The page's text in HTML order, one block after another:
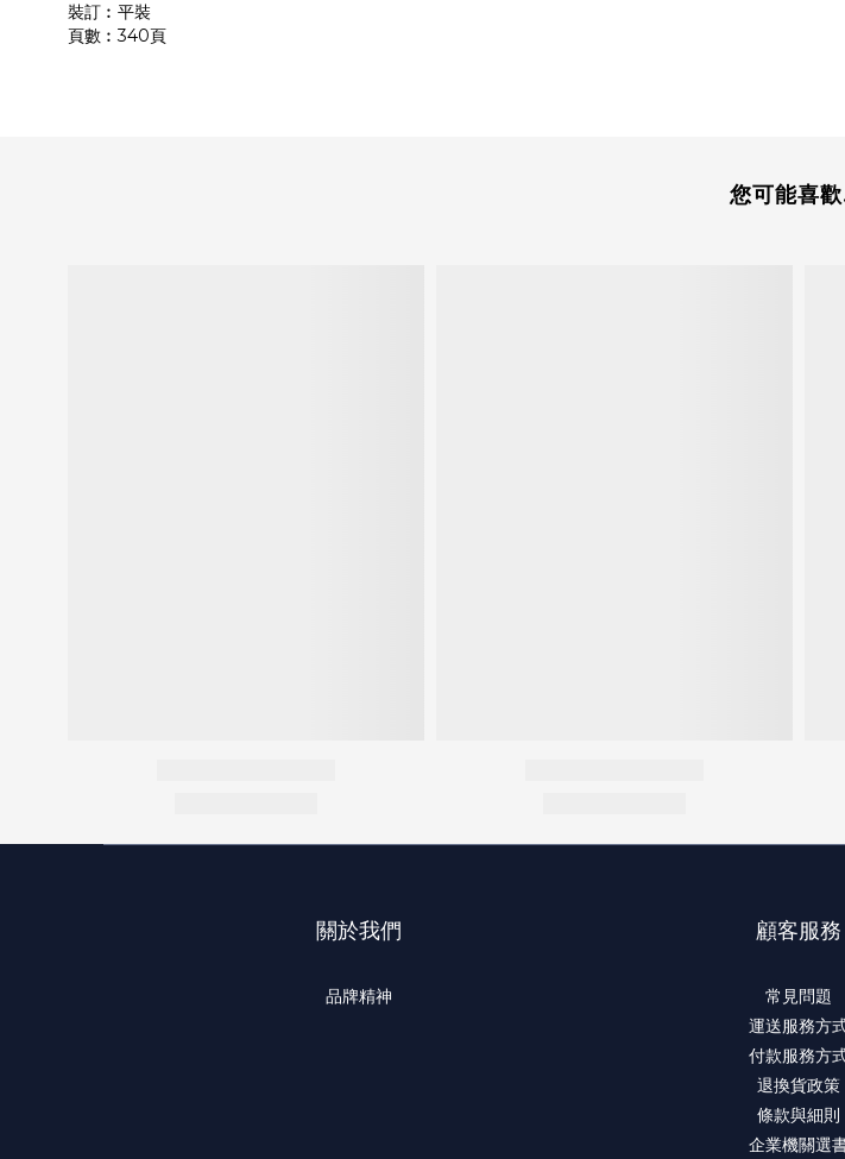
裝訂︰平裝
頁數︰340頁
您可能喜
關於我們
品牌精神
顧客服務
常見問題
運送服務方
付款服務方
退換貨政策
條款與細則
企業機關選